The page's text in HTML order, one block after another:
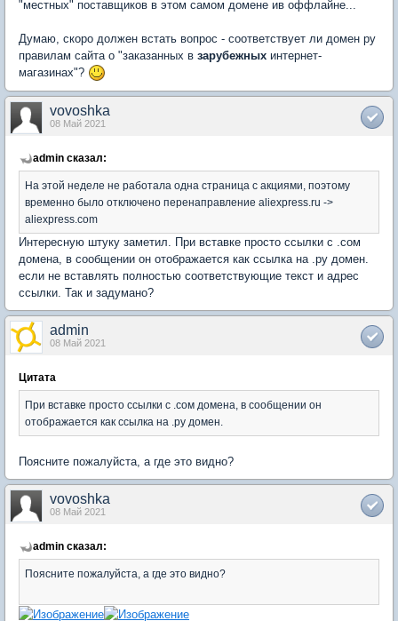
"местных" поставщиков в этом самом домене ив оффлайне...
Думаю, скоро должен встать вопрос - соответствует ли домен ру
правилам сайта о "заказанных в зарубежных интернет-
магазинах"?
vovoshka
08 Май 2021
admin сказал:
На этой неделе не работала одна страница с акциями, поэтому
временно было отключено перенаправление aliexpress.ru ->
aliexpress.com
Интересную штуку заметил. При вставке просто ссылки с .сом
домена, в сообщении он отображается как ссылка на .ру домен.
если не вставлять полностью соответствующие текст и адрес
ссылки. Так и задумано?
admin
08 Май 2021
Цитата
При вставке просто ссылки с .сом домена, в сообщении он
отображается как ссылка на .ру домен.
Поясните пожалуйста, а где это видно?
vovoshka
08 Май 2021
admin сказал:
Поясните пожалуйста, а где это видно?